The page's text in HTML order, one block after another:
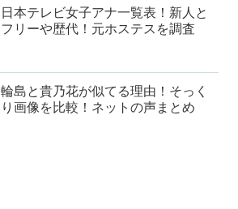
日本テレビ女子アナ一覧表！新人と
フリーや歴代！元ホステスを調査
輪島と貴乃花が似てる理由！そっく
り画像を比較！ネットの声まとめ